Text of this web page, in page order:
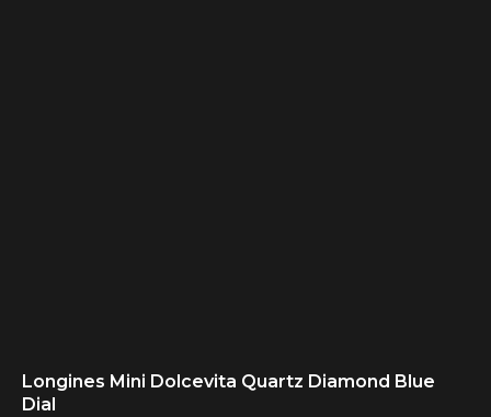
Longines Mini Dolcevita Quartz Diamond Blue
Dial